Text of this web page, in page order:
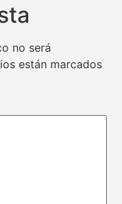
no será
están marcados